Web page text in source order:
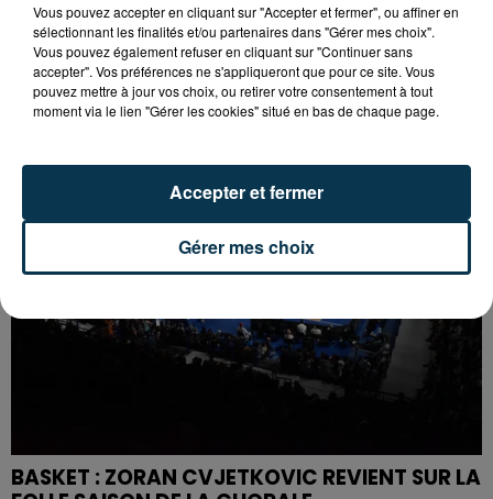
BASKET : LA CHORALE MAITRE DU DERBY DE LA
LOIRE
BASKET : ZORAN CVJETKOVIC REVIENT SUR LA
Vous pouvez accepter en cliquant sur "Accepter et fermer", ou affiner en
sélectionnant les finalités et/ou partenaires dans "Gérer mes choix".
Vous pouvez également refuser en cliquant sur "Continuer sans
accepter". Vos préférences ne s'appliqueront que pour ce site. Vous
pouvez mettre à jour vos choix, ou retirer votre consentement à tout
moment via le lien "Gérer les cookies" situé en bas de chaque page.
Gérer mes choix
Accepter et fermer